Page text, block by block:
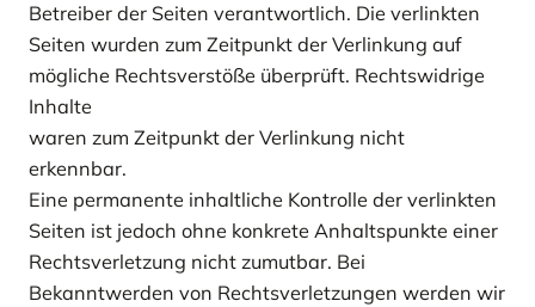
Betreiber der Seiten verantwortlich. Die verlinkten
Seiten wurden zum Zeitpunkt der Verlinkung auf
mögliche Rechtsverstöße überprüft. Rechtswidrige
Inhalte
waren zum Zeitpunkt der Verlinkung nicht
erkennbar.
Eine permanente inhaltliche Kontrolle der verlinkten
Seiten ist jedoch ohne konkrete Anhaltspunkte einer
Rechtsverletzung nicht zumutbar. Bei
Bekanntwerden von Rechtsverletzungen werden wir